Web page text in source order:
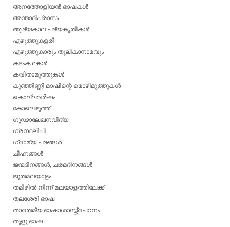
അനത്തോളിയന്‍ ഭാഷകള്‍
അന്താദിപ്രാസം
ആദ്യകാല പദ്യകൃതികള്‍
എഴുത്തുകളരി
എഴുത്തുകാരും തൂലികാനാമവും
കടംകഥകള്‍
കവിതാമുത്തുകള്‍
കുഞ്ഞിണ്ണി മാഷിന്റെ മൊഴിമുത്തുകള്‍
കൊല്ലവര്‍ഷം
കോലെഴുത്ത്
ഗൂഢാലേഖനവിദ്യ
ഗ്രന്ഥലിപി
ഗ്രാമ്യ പദങ്ങള്‍
ചിഹ്നങ്ങള്‍
ജന്മദിനങ്ങള്‍, ചരമദിനങ്ങള്‍
ജൂതമലയാളം
തമിഴില്‍ നിന്ന് മലയാളത്തിലേക്ക്
തലശേരി ഭാഷ
താരതമ്യ ഭാഷാശാസ്ത്രപഠനം
തുളു ഭാഷ